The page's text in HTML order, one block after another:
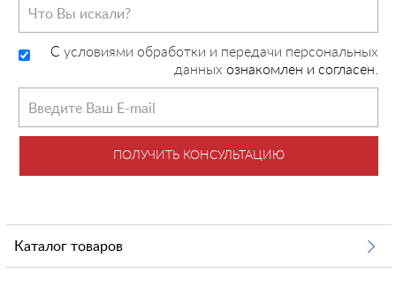
C условиями обработки и передачи персональных
данных ознакомлен и согласен.
ПОЛУЧИТЬ КОНСУЛЬТАЦИЮ
Каталог товаров